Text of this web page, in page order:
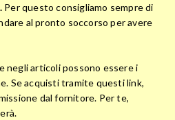
Per questo consigliamo sempre di
al pronto soccorso per avere
negli articoli possono essere i
Se acquisti tramite questi link,
dal fornitore. Per te,